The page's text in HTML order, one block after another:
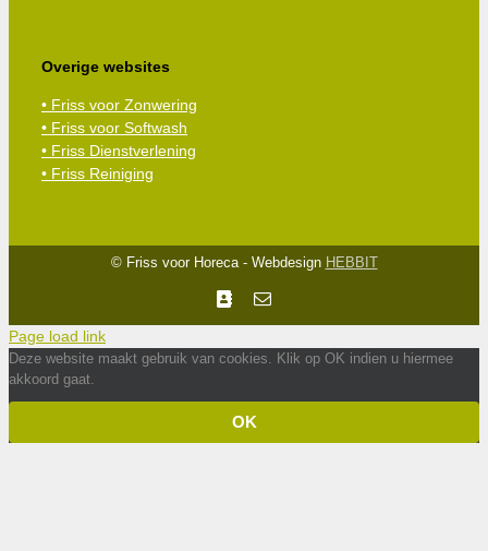
Overige websites
• Friss voor Zonwering
• Friss voor Softwash
• Friss Dienstverlening
• Friss Reiniging
© Friss voor Horeca - Webdesign HEBBIT
Facebook
E-
Page load link
Deze website maakt gebruik van cookies. Klik op OK indien u hiermee
akkoord gaat.
OK